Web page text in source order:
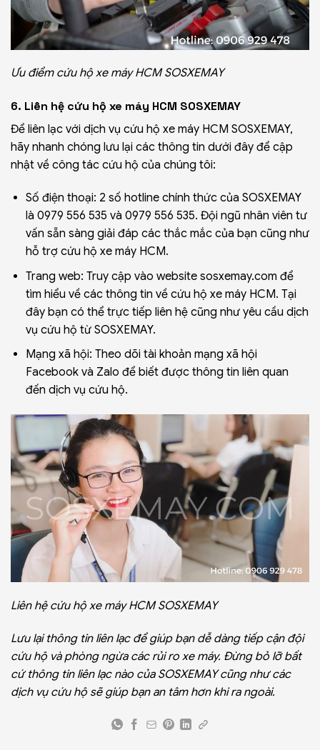
Ưu điểm cứu hộ xe máy HCM SOSXEMAY
6. Liên hệ cứu hộ xe máy HCM SOSXEMAY
Để liên lạc với dịch vụ cứu hộ xe máy HCM SOSXEMAY,
hãy nhanh chóng lưu lại các thông tin dưới đây để cập
nhật về công tác cứu hộ của chúng tôi:
Số điện thoại: 2 số hotline chính thức của SOSXEMAY
là 0979 556 535 và 0979 556 535. Đội ngũ nhân viên tư
vấn sẵn sàng giải đáp các thắc mắc của bạn cũng như
hỗ trợ cứu hộ xe máy HCM.
Trang web: Truy cập vào website sosxemay.com để
tìm hiểu về các thông tin về cứu hộ xe máy HCM. Tại
đây bạn có thể trực tiếp liên hệ cũng như yêu cầu dịch
vụ cứu hộ từ SOSXEMAY.
Mạng xã hội: Theo dõi tài khoản mạng xã hội
Facebook và Zalo để biết được thông tin liên quan
đến dịch vụ cứu hộ.
Liên hệ cứu hộ xe máy HCM SOSXEMAY
Lưu lại thông tin liên lạc để giúp bạn dễ dàng tiếp cận đội
cứu hộ và phòng ngừa các rủi ro xe máy. Đừng bỏ lỡ bất
cứ thông tin liên lạc nào của SOSXEMAY cũng như các
dịch vụ cứu hộ sẽ giúp bạn an tâm hơn khi ra ngoài.